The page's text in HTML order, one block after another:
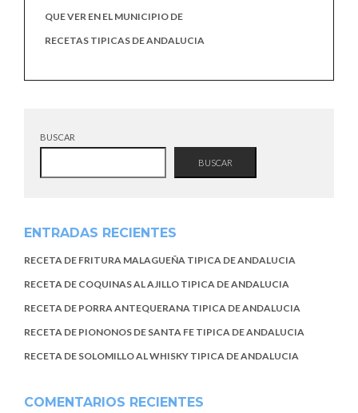
QUE VER EN EL MUNICIPIO DE
RECETAS TIPICAS DE ANDALUCIA
BUSCAR
BUSCAR
ENTRADAS RECIENTES
RECETA DE FRITURA MALAGUEÑA TIPICA DE ANDALUCIA
RECETA DE COQUINAS AL AJILLO TIPICA DE ANDALUCIA
RECETA DE PORRA ANTEQUERANA TIPICA DE ANDALUCIA
RECETA DE PIONONOS DE SANTA FE TIPICA DE ANDALUCIA
RECETA DE SOLOMILLO AL WHISKY TIPICA DE ANDALUCIA
COMENTARIOS RECIENTES